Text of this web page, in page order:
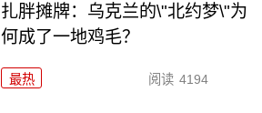
扎胖摊牌：乌克兰的\"北约梦\"为
何成了一地鸡毛？
最热 阅读 4194